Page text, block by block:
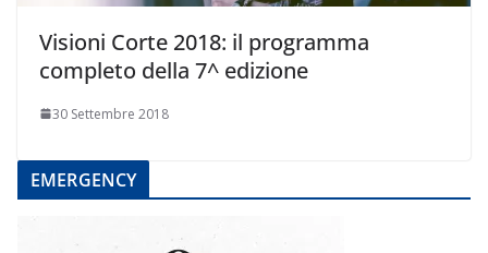
Visioni Corte 2018: il programma
completo della 7^ edizione
30 Settembre 2018
EMERGENCY